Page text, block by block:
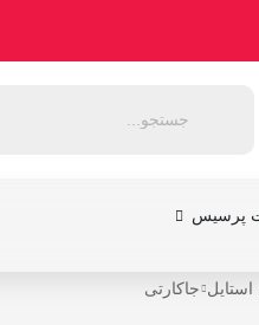
پرسیس
جاکارتی